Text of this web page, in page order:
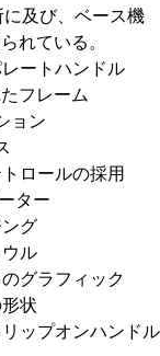
及び、ベース機
れている。
ートハンドル
フレーム
ョン
ロールの採用
ター
グ
ル
グラフィック
状
ップオンハンドル